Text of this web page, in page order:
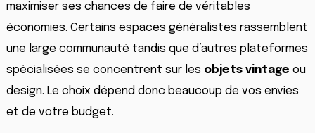
maximiser ses chances de faire de véritables
économies. Certains espaces généralistes rassemblent
une large communauté tandis que d’autres plateformes
spécialisées se concentrent sur les objets vintage ou
design. Le choix dépend donc beaucoup de vos envies
et de votre budget.